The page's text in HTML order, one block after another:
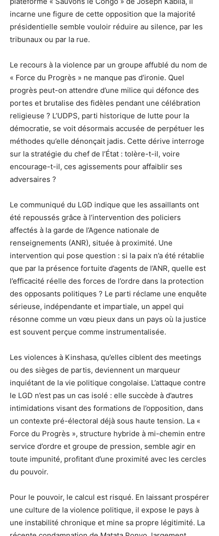
incarne une figure de cette opposition que la majorité
présidentielle semble vouloir réduire au silence, par les
tribunaux ou par la rue.
Le recours à la violence par un groupe affublé du nom de
« Force du Progrès » ne manque pas d’ironie. Quel
progrès peut-on attendre d’une milice qui défonce des
portes et brutalise des fidèles pendant une célébration
religieuse ? L’UDPS, parti historique de lutte pour la
démocratie, se voit désormais accusée de perpétuer les
méthodes qu’elle dénonçait jadis. Cette dérive interroge
sur la stratégie du chef de l’État : tolère-t-il, voire
encourage-t-il, ces agissements pour affaiblir ses
adversaires ?
Le communiqué du LGD indique que les assaillants ont
été repoussés grâce à l’intervention des policiers
affectés à la garde de l’Agence nationale de
renseignements (ANR), située à proximité. Une
intervention qui pose question : si la paix n’a été rétablie
que par la présence fortuite d’agents de l’ANR, quelle est
l’efficacité réelle des forces de l’ordre dans la protection
des opposants politiques ? Le parti réclame une enquête
sérieuse, indépendante et impartiale, un appel qui
résonne comme un vœu pieux dans un pays où la justice
est souvent perçue comme instrumentalisée.
Les violences à Kinshasa, qu’elles ciblent des meetings
ou des sièges de partis, deviennent un marqueur
inquiétant de la vie politique congolaise. L’attaque contre
le LGD n’est pas un cas isolé : elle succède à d’autres
intimidations visant des formations de l’opposition, dans
un contexte pré-électoral déjà sous haute tension. La «
Force du Progrès », structure hybride à mi-chemin entre
service d’ordre et groupe de pression, semble agir en
toute impunité, profitant d’une proximité avec les cercles
du pouvoir.
Pour le pouvoir, le calcul est risqué. En laissant prospérer
une culture de la violence politique, il expose le pays à
une instabilité chronique et mine sa propre légitimité. La